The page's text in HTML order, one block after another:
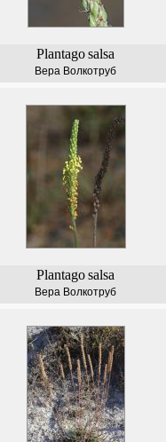
Plantagosalsa
Вера Волкотруб
Plantagosalsa
Вера Волкотруб